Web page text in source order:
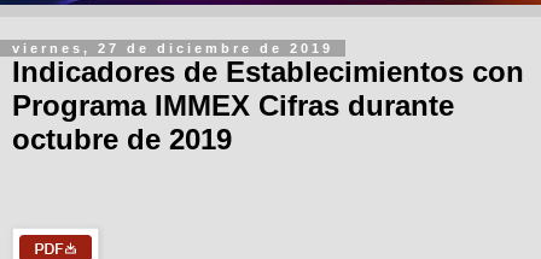
viernes, 27 de diciembre de 2019
Indicadores de Establecimientos con
Programa IMMEX Cifras durante
octubre de 2019